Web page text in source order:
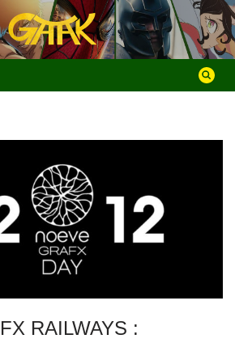
RAILWAYS :